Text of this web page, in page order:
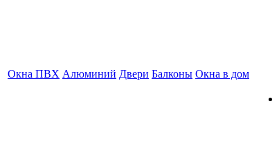
Окна ПВХ Алюминий Двери Балконы Окна в дом